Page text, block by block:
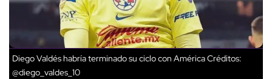
Diego Valdés habría terminado su ciclo con AméricaCréditos:
@diego_valdes_10